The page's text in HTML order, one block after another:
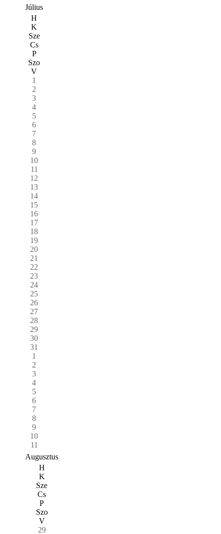
Július
H
K
Sze
Cs
P
Szo
V
1
2
3
4
5
6
7
8
9
10
11
12
13
14
15
16
17
18
19
20
21
22
23
24
25
26
27
28
29
30
31
1
2
3
4
5
6
7
8
9
10
11
Augusztus
H
K
Sze
Cs
P
Szo
V
29